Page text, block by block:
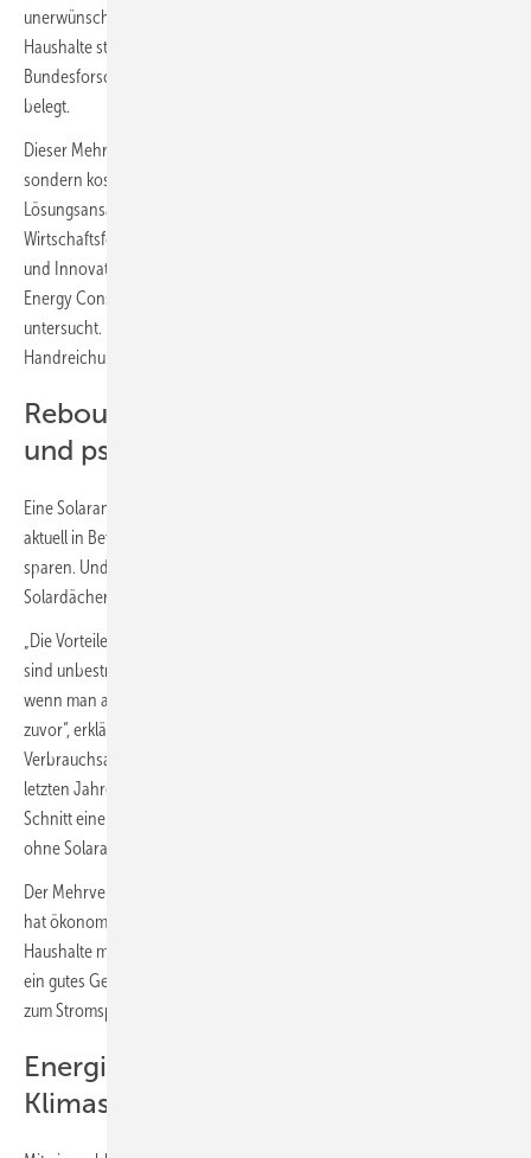
unerwünschten Nebeneffekt kommen: Der Energieverbrauch dieser
Haushalte steigt im Schnitt an, wie das vom
Bundesforschungsministerium geförderte
belegt.
Dieser Mehrverbrauch verlangsamt nicht nur die Energiewende,
sondern kostet die Haushalte auch Geld. Ursachen und
Lösungsansätze haben das Institut für ökologische
Wirtschaftsforschung (IÖW) und das Fraunhofer-Institut für System-
und Innovationsforschung ISI gemeinsam mit dem Institute for Future
Energy Consumer Needs and Behavior (FCN) an der RWTH Aachen
untersucht. Ihre Empfehlungen stellen die Forschenden in drei
Handreichungen vor.
Rebound-Effekt hat ökonomische
und psychologische Gründe
Eine Solaranlage auf dem eigenen Dach – viele Haushalte ziehen das
aktuell in Betracht, um angesichts der hohen Strompreise Geld zu
sparen. Und die Ampel-Koalition und auch die EU-Kommission wollen
Solardächer zum Standard oder sogar zur Pflicht machen.
„Die Vorteile von PV-Anlagen für den Geldbeutel und für die Umwelt
sind unbestritten. Doch diese positiven Effekte nehmen deutlich ab,
wenn man anschließend weniger aufs Energiesparen achtet als
zuvor“, erklärt Projektleiterin Dr. Julika Weiß vom IÖW. In
Verbrauchsanalysen zeigte das Projektteam: Haushalte, die in den
letzten Jahren eine Photovoltaik-Anlage installierten, haben im
Schnitt einen höheren Stromverbrauch als vergleichbare Haushalte
ohne Solaranlage.
Der Mehrverbrauch, den man auch als Rebound-Effekt bezeichnet,
hat ökonomische und psychologische Gründe: Viele der interviewten
Haushalte mit PV-Anlage achten weniger auf ihren Verbrauch, weil sie
ein gutes Gewissen haben und weil sie kaum noch finanzielle Anreize
zum Stromsparen sehen.
Energiesparen ist zentral für den
Klimaschutz